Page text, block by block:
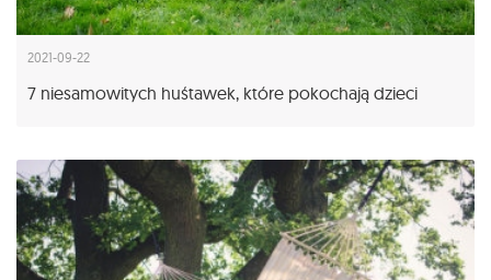
2021-09-22
7 niesamowitych huśtawek, które pokochają dzieci